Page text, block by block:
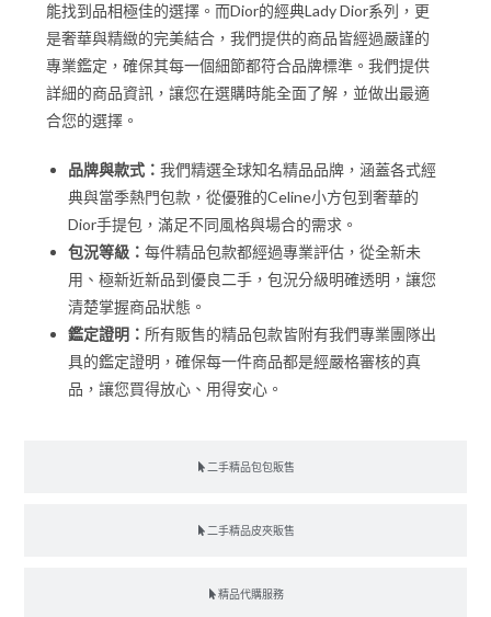
二手精品包包販售
二手精品皮夾販售
精品代購服務
能找到品相極佳的選擇。而Dior的經典Lady Dior系列，更
是奢華與精緻的完美結合，我們提供的商品皆經過嚴謹的
專業鑑定，確保其每一個細節都符合品牌標準。我們提供
詳細的商品資訊，讓您在選購時能全面了解，並做出最適
合您的選擇。
品牌與款式：我們精選全球知名精品品牌，涵蓋各式經
典與當季熱門包款，從優雅的Celine小方包到奢華的
Dior手提包，滿足不同風格與場合的需求。
包況等級：每件精品包款都經過專業評估，從全新未
用、極新近新品到優良二手，包況分級明確透明，讓您
清楚掌握商品狀態。
鑑定證明： 所有販售的精品包款皆附有我們專業團隊出
具的鑑定證明，確保每一件商品都是經嚴格審核的真
品，讓您買得放心、用得安心。